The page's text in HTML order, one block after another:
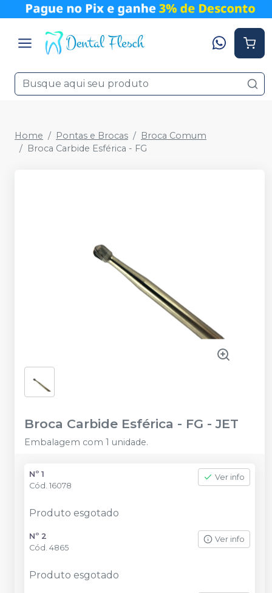
Home Pontas e Brocas
Broca Comum
Broca Carbide Esférica - FG
Broca Carbide Esférica - FG - JET
Embalagem com 1 unidade.
Nº 1
Cód. 16078
Ver info
Produto esgotado
Nº 2
Cód. 4865
Ver info
Produto esgotado